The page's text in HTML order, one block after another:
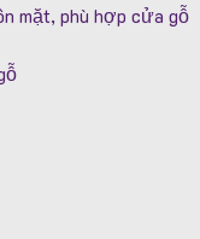
mặt, phù hợp cửa gỗ